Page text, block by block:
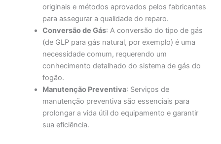
originais e métodos aprovados pelos fabricantes
para assegurar a qualidade do reparo.
Conversão de Gás: A conversão do tipo de gás
(de GLP para gás natural, por exemplo) é uma
necessidade comum, requerendo um
conhecimento detalhado do sistema de gás do
fogão.
Manutenção Preventiva: Serviços de
manutenção preventiva são essenciais para
prolongar a vida útil do equipamento e garantir
sua eficiência.